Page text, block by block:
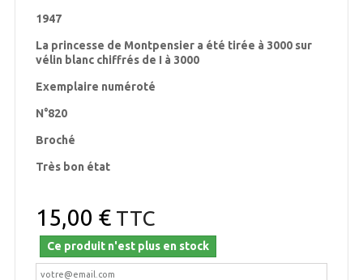
1947
La princesse de Montpensier a été tirée à 3000 sur
vélin blanc chiffrés de I à 3000
Exemplaire numéroté
N°820
Broché
Très bon état
15,00 €TTC
Ce produit n'est plus en stock